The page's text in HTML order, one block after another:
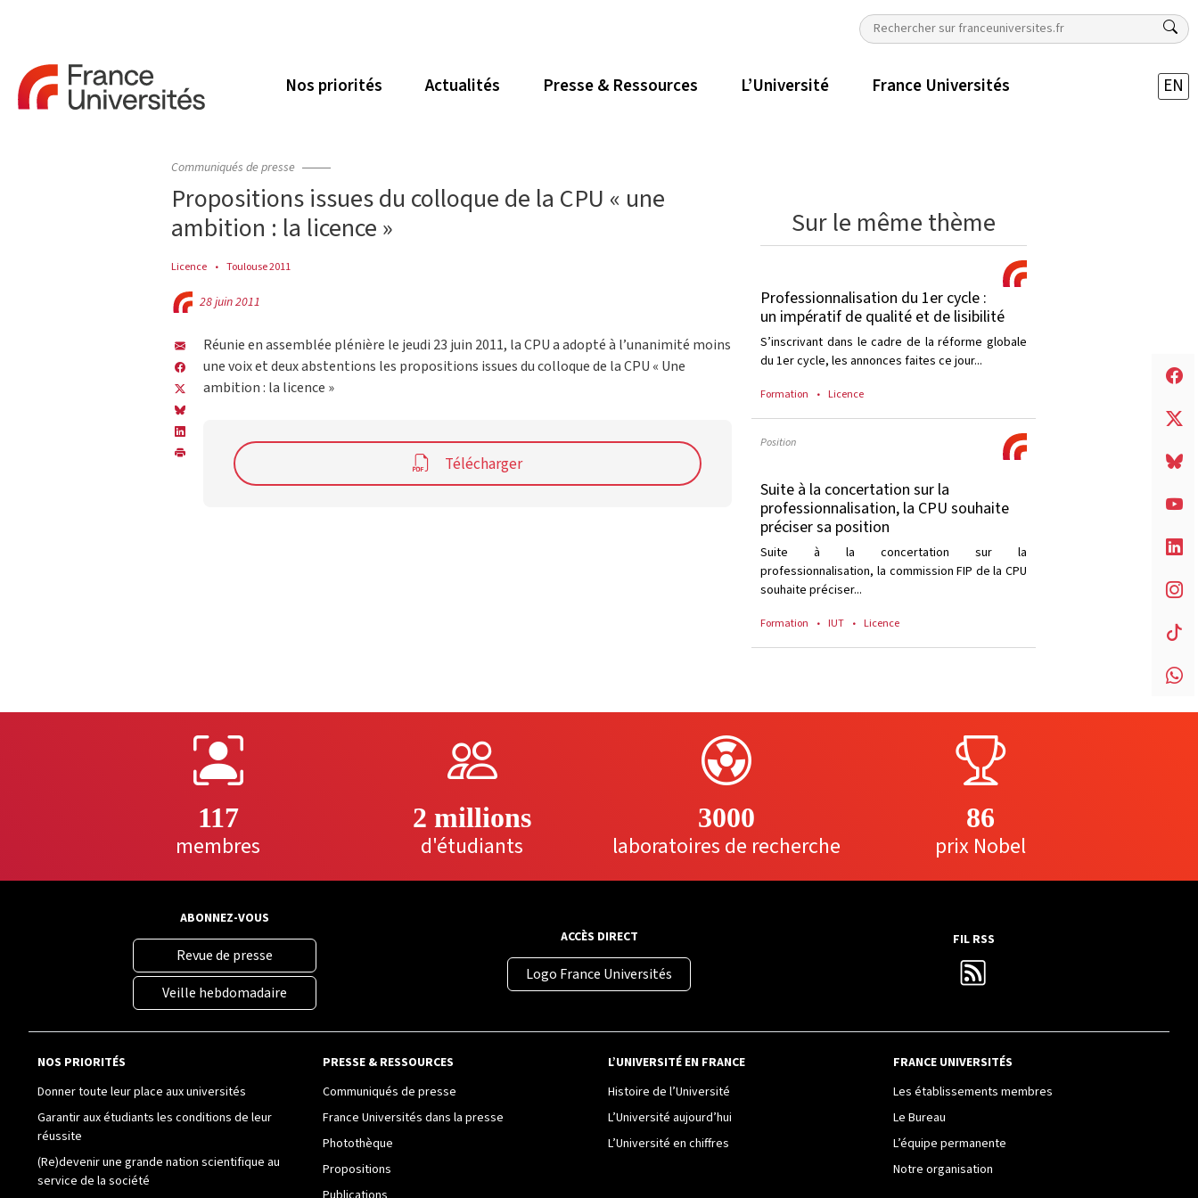
Nos priorités Actualités Presse & Ressources L’Université France Universités EN
Communiqués de presse
Propositions issues du colloque de la CPU « une
ambition : la licence »
Licence Toulouse 2011
28 juin 2011
Réunie en assemblée plénière le jeudi 23 juin 2011, la CPU a adopté à l’unanimité moins
une voix et deux abstentions les propositions issues du colloque de la CPU « Une
ambition : la licence »
Télécharger
Sur le même thème
Professionnalisation du 1er cycle :
un impératif de qualité et de lisibilité
S’inscrivant dans le cadre de la réforme globale
du 1er cycle, les annonces faites ce jour...
Formation Licence
Position
Suite à la concertation sur la
professionnalisation, la CPU souhaite
préciser sa position
Suite à la concertation sur la
professionnalisation, la commission FIP de la CPU
souhaite préciser...
Formation IUT Licence
117
membres
2 millions
d'étudiants
3000
laboratoires de recherche
86
prix Nobel
ABONNEZ-VOUS
Revue de presse
Veille hebdomadaire
ACCÈS DIRECT
Logo France Universités
FIL RSS
NOS PRIORITÉS
Donner toute leur place aux universités
Garantir aux étudiants les conditions de leur
réussite
(Re)devenir une grande nation scientifique au
service de la société
PRESSE & RESSOURCES
Communiqués de presse
France Universités dans la presse
Photothèque
Propositions
L’UNIVERSITÉ EN FRANCE
Histoire de l’Université
L’Université aujourd’hui
L’Université en chiffres
FRANCE UNIVERSITÉS
Les établissements membres
Le Bureau
L’équipe permanente
Notre organisation